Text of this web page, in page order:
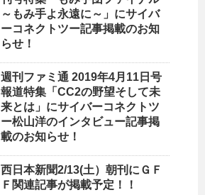
～もみ手よ永遠に～」にサイバ
ーコネクトツー記事掲載のお知
らせ！
週刊ファミ通 2019年4月11日号
報道特集「CC2の野望そして未
来とは」にサイバーコネクトツ
ー松山洋のインタビュー記事掲
載のお知らせ！
西日本新聞2/13(土）朝刊にＧＦ
Ｆ関連記事が掲載予定！！